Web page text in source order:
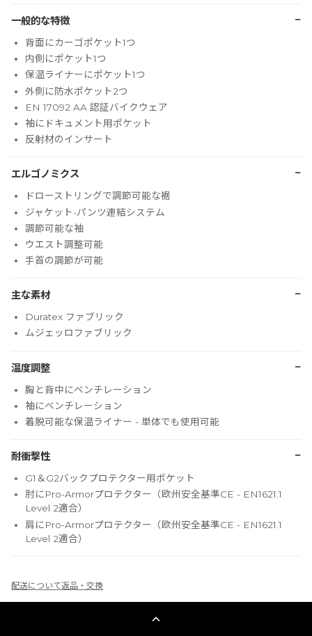
一般的な特徴 −
背面にカーゴポケット1つ
内側にポケット1つ
保温ライナーにポケット1つ
外側に防水ポケット2つ
EN 17092 AA 認証バイクウェア
袖にドキュメント用ポケット
反射材のインサート
エルゴノミクス −
ドローストリングで調節可能な裾
ジャケット-パンツ連結システム
調節可能な袖
ウエスト調整可能
手首の調節が可能
主な素材 −
Duratex ファブリック
ムジェッロファブリック
温度調整 −
胸と背中にベンチレーション
袖にベンチレーション
着脱可能な保温ライナー - 単体でも使用可能
耐衝撃性 −
G1＆G2バックプロテクター用ポケット
肘にPro-Armorプロテクター（欧州安全基準CE - EN1621.1
Level 2適合）
肩にPro-Armorプロテクター（欧州安全基準CE - EN1621.1
Level 2適合）
配送について返品・交換